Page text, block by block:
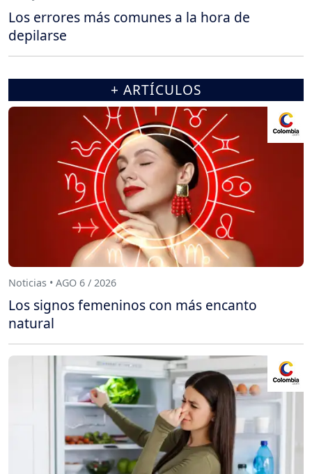
Los errores más comunes a la hora de
depilarse
+ ARTÍCULOS
Noticias • AGO 6 / 2026
Los signos femeninos con más encanto
natural